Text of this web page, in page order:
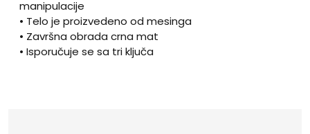
manipulacije
• Telo je proizvedeno od mesinga
• Završna obrada crna mat
• Isporučuje se sa tri ključa